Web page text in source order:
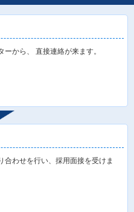
ーから、 直接連絡が来ます。
合わせを行い、採用面接を受けま